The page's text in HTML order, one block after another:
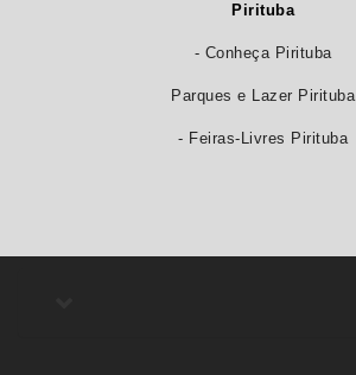
Pirituba
- Conheça Pirituba
Parques e Lazer Pirituba
- Feiras-Livres Pirituba